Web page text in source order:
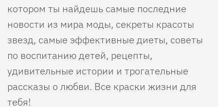
котором ты найдешь самые последние
новости из мира моды, секреты красоты
звезд, самые эффективные диеты, советы
по воспитанию детей, рецепты,
удивительные истории и трогательные
рассказы о любви. Все краски жизни для
тебя!